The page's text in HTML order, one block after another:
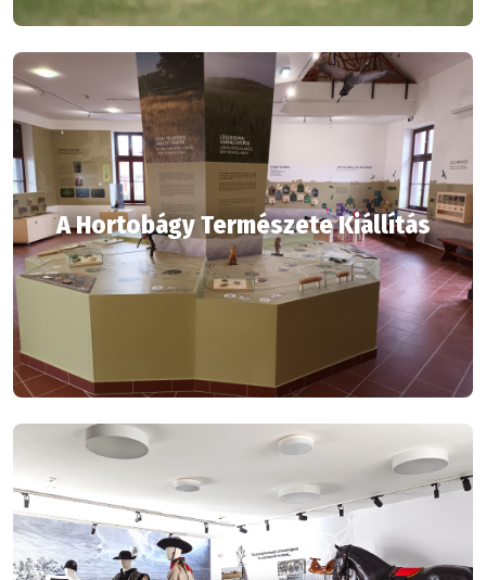
A Hortobágy Természete Kiállítás